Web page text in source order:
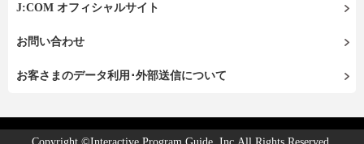
J:COM オフィシャルサイト
お問い合わせ
お客さまのデータ利用･外部送信について